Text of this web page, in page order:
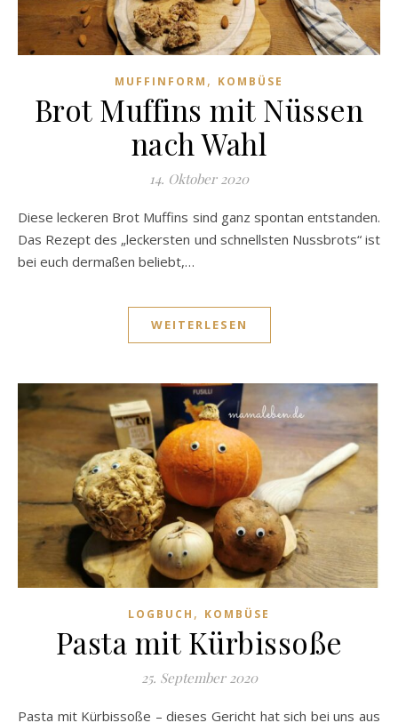
MUFFINFORM , KOMBÜSE
Brot Muffins mit Nüssen
nach Wahl
14. Oktober 2020
Diese leckeren Brot Muffins sind ganz spontan entstanden.
Das Rezept des „leckersten und schnellsten Nussbrots“ ist
bei euch dermaßen beliebt,…
WEITERLESEN
LOGBUCH , KOMBÜSE
Pasta mit Kürbissoße
25. September 2020
Pasta mit Kürbissoße – dieses Gericht hat sich bei uns aus